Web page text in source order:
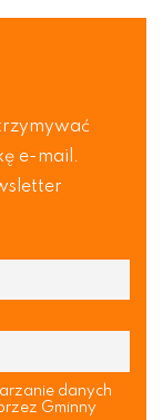
e-mail.
danych
Gminny